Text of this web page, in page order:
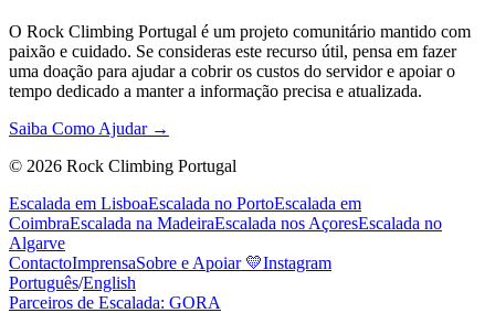
O Rock Climbing Portugal é um projeto comunitário mantido com
paixão e cuidado. Se consideras este recurso útil, pensa em fazer
uma doação para ajudar a cobrir os custos do servidor e apoiar o
tempo dedicado a manter a informação precisa e atualizada.
Saiba Como Ajudar →
© 2026 Rock Climbing Portugal
Escalada em LisboaEscalada no PortoEscalada em
CoimbraEscalada na MadeiraEscalada nos AçoresEscalada no
Algarve
ContactoImprensaSobre e Apoiar💛Instagram
Português/English
Parceiros de Escalada: GORA